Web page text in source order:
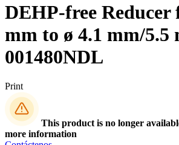
DEHP-free Reducer
mm to ø 4.1 mm/5.5
001480NDL
Print
This product is no longer
more information